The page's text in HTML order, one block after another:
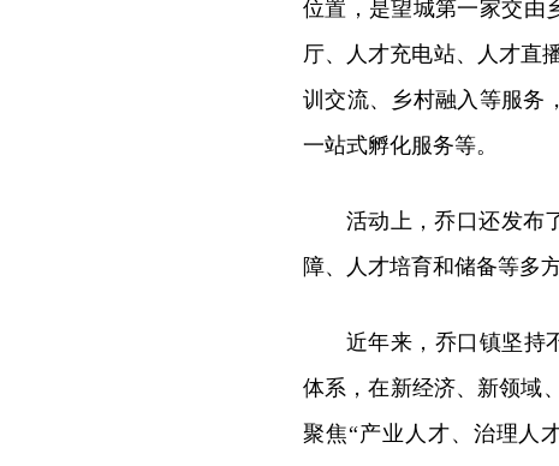
位置，是望城第一家交由
厅、人才充电站、人才直
训交流、乡村融入等服务
一站式孵化服务等。
活动上，乔口还发布
障、人才培育和储备等多
近年来，乔口镇坚持
体系，在新经济、新领域
聚焦“产业人才、治理人